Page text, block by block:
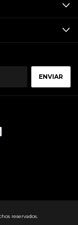
reservados.